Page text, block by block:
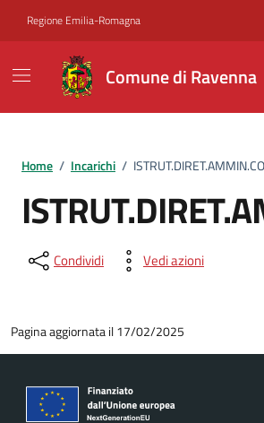
Regione Emilia-Romagna
Comune di Ravenna
Home / Incarichi /
Condividi Vedi azioni
Pagina aggiornata il 17/02/2025